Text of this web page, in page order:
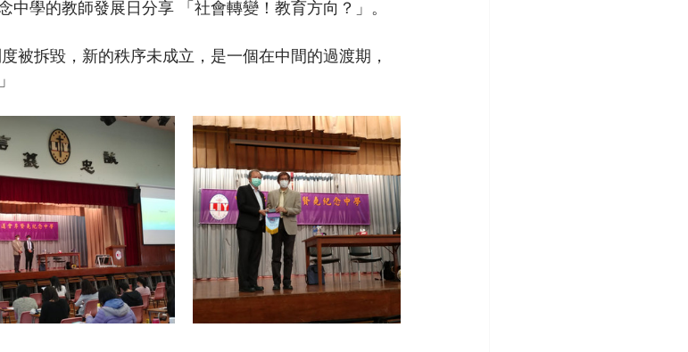
中學的教師發展日分享 「社會轉變！教育方向？」。
被拆毀，新的秩序未成立，是一個在中間的過渡期，